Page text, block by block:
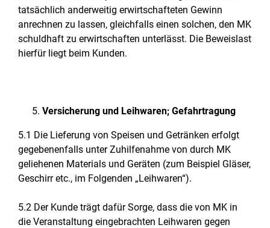
tatsächlich anderweitig erwirtschafteten Gewinn
anrechnen zu lassen, gleichfalls einen solchen, den MK
schuldhaft zu erwirtschaften unterlässt. Die Beweislast
hierfür liegt beim Kunden.
Versicherung und Leihwaren; Gefahrtragung
5.1 Die Lieferung von Speisen und Getränken erfolgt
gegebenenfalls unter Zuhilfenahme von durch MK
geliehenen Materials und Geräten (zum Beispiel Gläser,
Geschirr etc., im Folgenden „Leihwaren“).
5.2 Der Kunde trägt dafür Sorge, dass die von MK in
die Veranstaltung eingebrachten Leihwaren gegen